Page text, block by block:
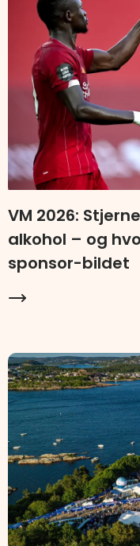
VM 2026:
alkohol – og
sponsor-bildet